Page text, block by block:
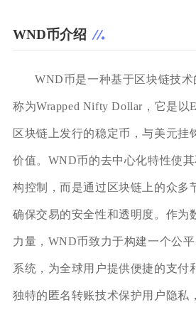
WND币介绍
WND币是一种基于区块链技
称为Wrapped Nifty Dollar，它是以
区块链上发行的稳定币，与美元挂
价值。WND币的去中心化特性使
构控制，而是通过区块链上的众多
确保交易的安全性和透明度。作为
力量，WND币致力于构建一个公
系统，为全球用户提供便捷的支付
独特的匿名转账技术保护用户隐私